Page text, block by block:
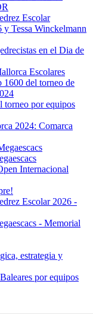
Escolar
y Tessa Winckelmann
en el Dia de
Escolares
1600 del torneo de
torneo por equipos
2024: Comarca
Internacional
Escolar 2026 -
- Memorial
estrategia y
por equipos